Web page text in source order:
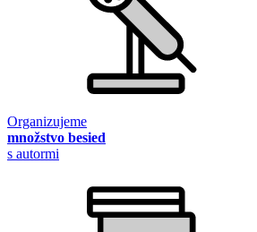
Organizujeme
množstvo besied
s autormi